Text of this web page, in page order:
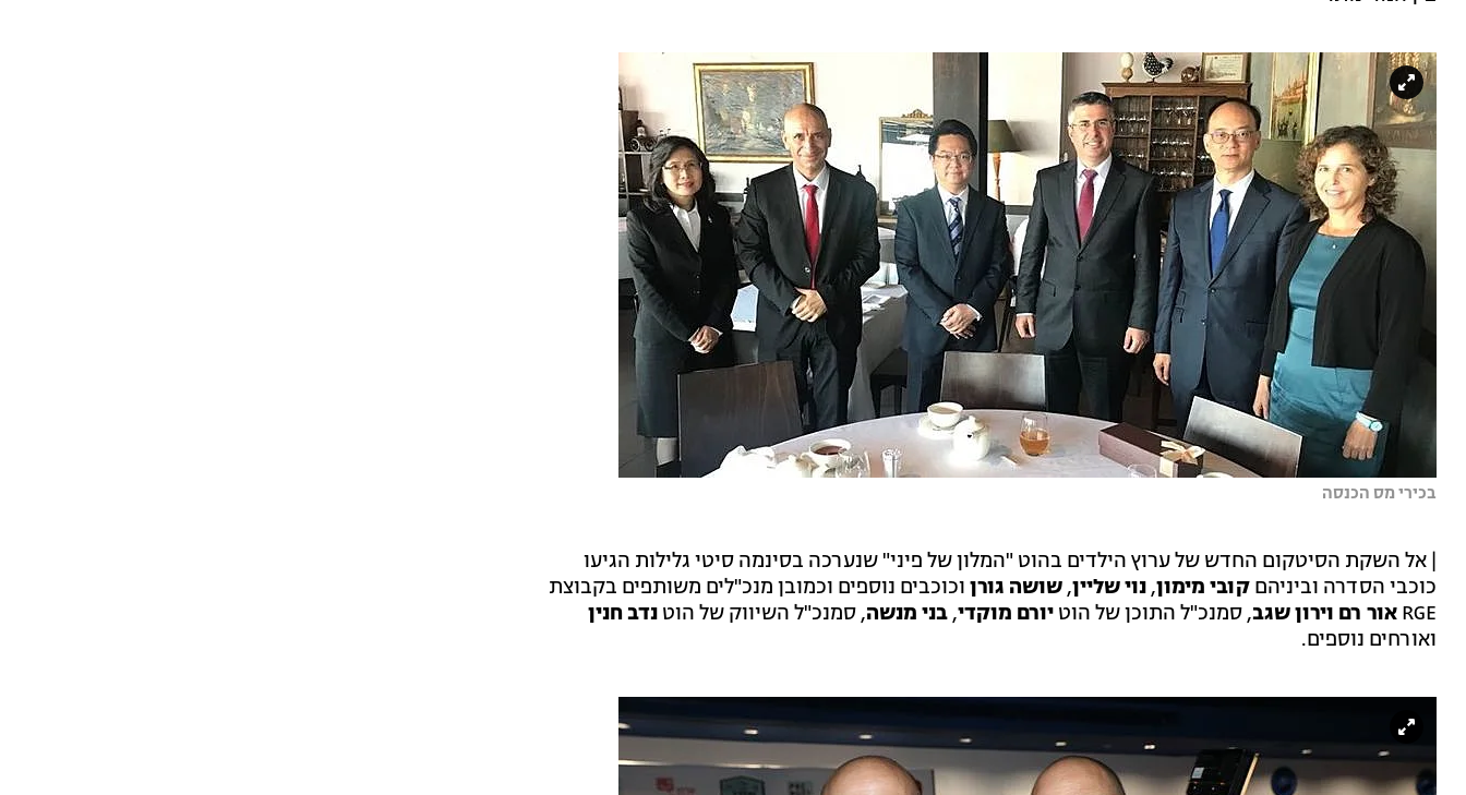
בכירי מס הכנסה
| אל השקת הסיטקום החדש של ערוץ הילדים בהוט "המלון של פיני" שנערכה בסינמה סיטי גלילות הגיעו
כוכבי הסדרה וביניהם קובי מימון,נוי שליין,שושה גורן וכוכבים נוספים וכמובן מנכ"לים משותפים בקבוצת
RGE אור רם וירון שגב, סמנכ"ל התוכן של הוט יורם מוקדי,בני מנשה, סמנכ"ל השיווק של הוט נדב חנין
ואורחים נוספים.